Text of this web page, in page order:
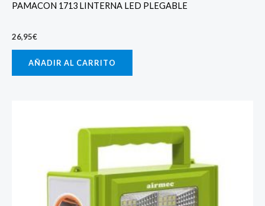
PAMACON 1713 LINTERNA LED PLEGABLE
26,95€
AÑADIR AL CARRITO